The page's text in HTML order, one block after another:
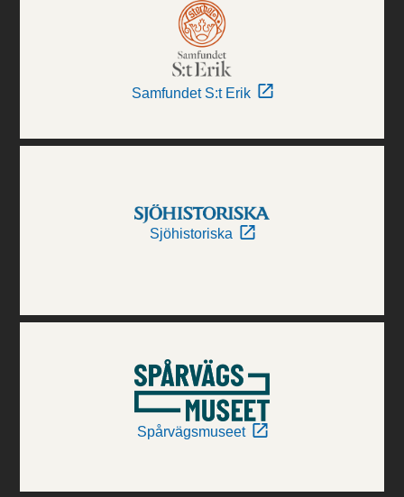
Samfundet S:t Erik
Sjöhistoriska
Spårvägsmuseet